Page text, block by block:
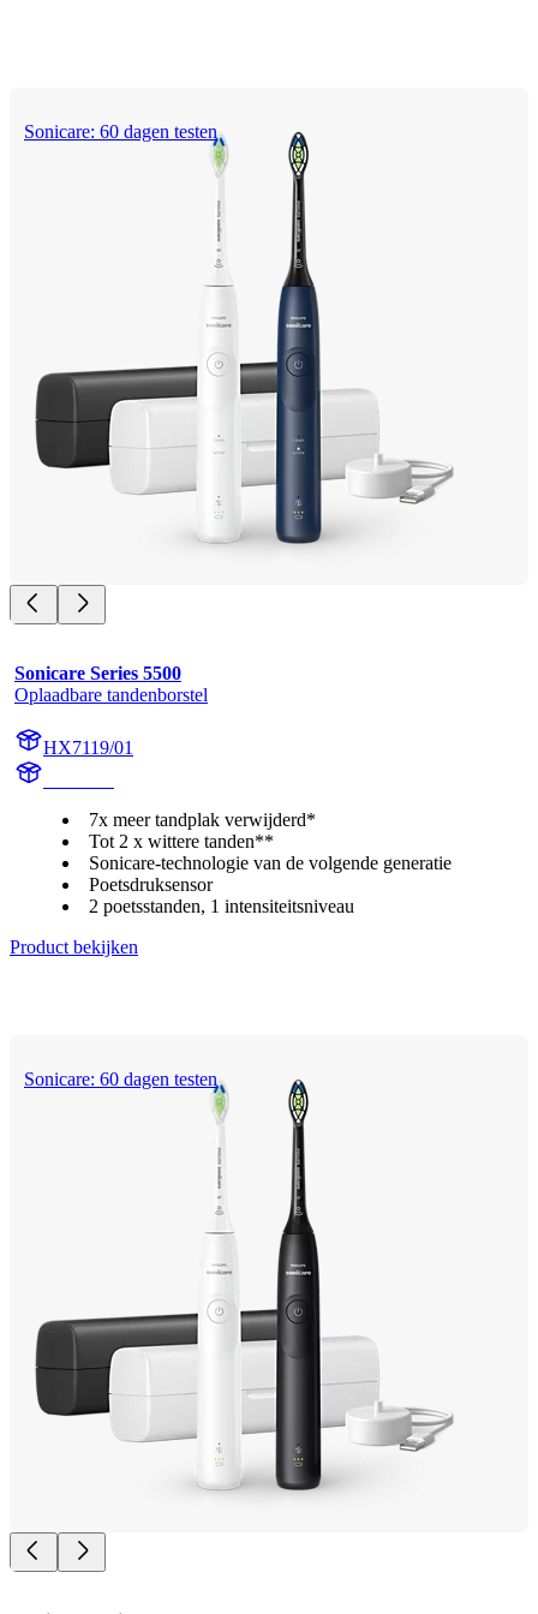
Sonicare: 60 dagen testen
Sonicare Series 5500
Oplaadbare tandenborstel
HX7119/01
7x meer tandplak verwijderd*
Tot 2 x wittere tanden**
Sonicare-technologie van de volgende generatie
Poetsdruksensor
2 poetsstanden, 1 intensiteitsniveau
Product bekijken
Sonicare: 60 dagen testen